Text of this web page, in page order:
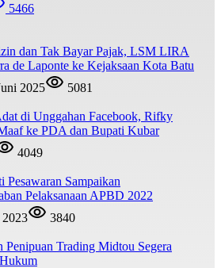
5466
dan Tak Bayar Pajak, LSM LIRA
de Laponte ke Kejaksaan Kota Batu
2025
5081
di Unggahan Facebook, Rifky
ke PDA dan Bupati Kubar
4049
Pesawaran Sampaikan
Pelaksanaan APBD 2022
3840
Penipuan Trading Midtou Segera